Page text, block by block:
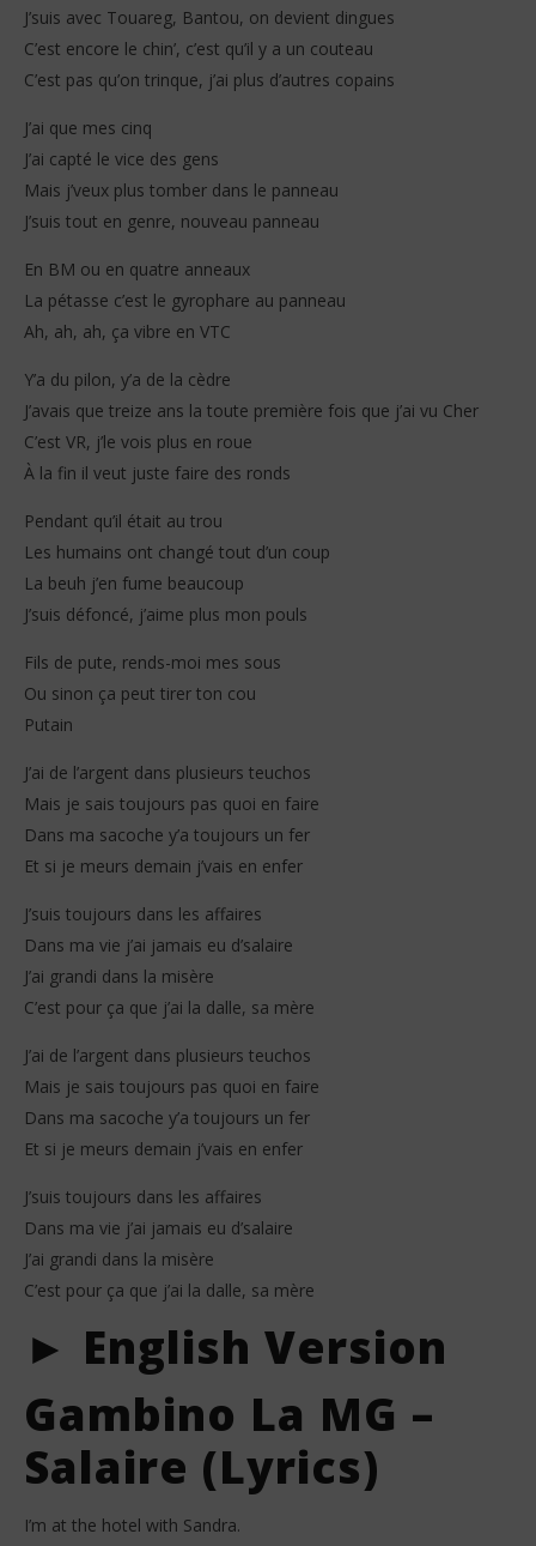
J’suis avec Touareg, Bantou, on devient dingues
C’est encore le chin’, c’est qu’il y a un couteau
C’est pas qu’on trinque, j’ai plus d’autres copains
J’ai que mes cinq
J’ai capté le vice des gens
Mais j’veux plus tomber dans le panneau
J’suis tout en genre, nouveau panneau
En BM ou en quatre anneaux
La pétasse c’est le gyrophare au panneau
Ah, ah, ah, ça vibre en VTC
Y’a du pilon, y’a de la cèdre
J’avais que treize ans la toute première fois que j’ai vu Cher
C’est VR, j’le vois plus en roue
À la fin il veut juste faire des ronds
Pendant qu’il était au trou
Les humains ont changé tout d’un coup
La beuh j’en fume beaucoup
J’suis défoncé, j’aime plus mon pouls
Fils de pute, rends-moi mes sous
Ou sinon ça peut tirer ton cou
Putain
J’ai de l’argent dans plusieurs teuchos
Mais je sais toujours pas quoi en faire
Dans ma sacoche y’a toujours un fer
Et si je meurs demain j’vais en enfer
J’suis toujours dans les affaires
Dans ma vie j’ai jamais eu d’salaire
J’ai grandi dans la misère
C’est pour ça que j’ai la dalle, sa mère
J’ai de l’argent dans plusieurs teuchos
Mais je sais toujours pas quoi en faire
Dans ma sacoche y’a toujours un fer
Et si je meurs demain j’vais en enfer
J’suis toujours dans les affaires
Dans ma vie j’ai jamais eu d’salaire
J’ai grandi dans la misère
C’est pour ça que j’ai la dalle, sa mère
► English Version
Gambino La MG –
Salaire (Lyrics)
I’m at the hotel with Sandra.